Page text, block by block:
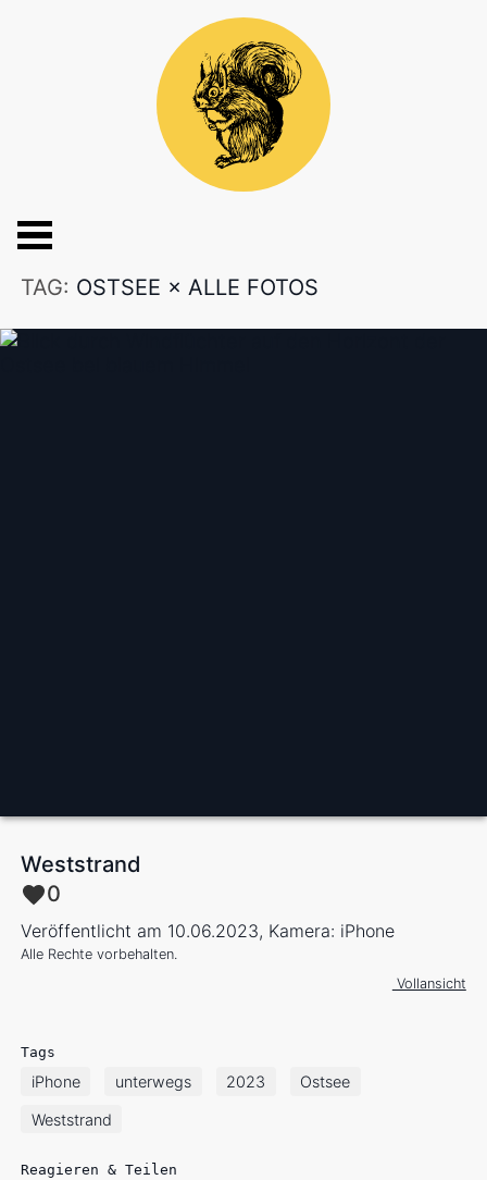
TAG: OSTSEE × ALLE FOTOS
Weststrand
0
Veröffentlicht am 10.06.2023, Kamera: iPhone
Alle Rechte vorbehalten.
Vollansicht
Tags
iPhone unterwegs 2023 Ostsee
Weststrand
Reagieren & Teilen